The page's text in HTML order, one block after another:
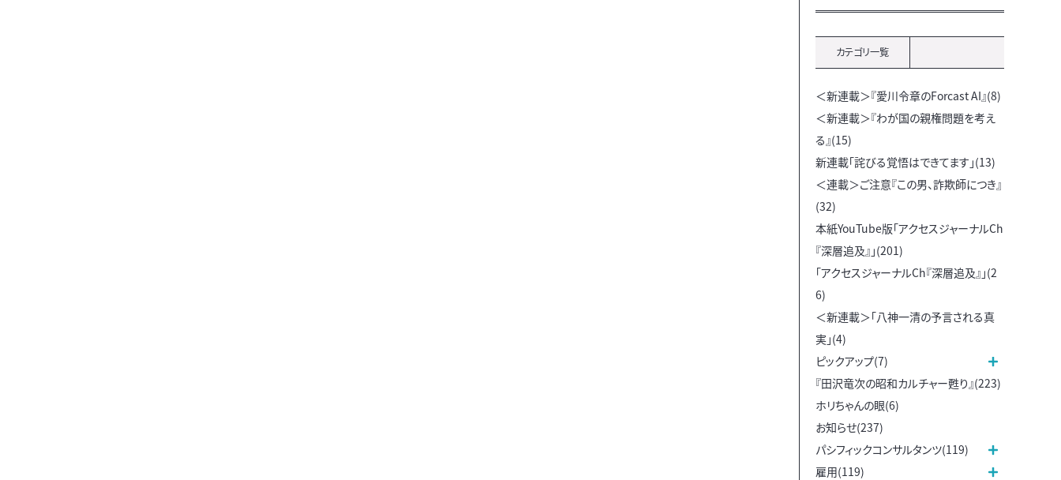
カテゴリ一覧
＜新連載＞『愛川令章のForcast AI』(8)
＜新連載＞『わが国の親権問題を考え
る』(15)
新連載「詫びる覚悟はできてます」(13)
＜連載＞ご注意『この男、詐欺師につき』
(32)
本紙YouTube版「アクセスジャーナルCh
『深層追及』」(201)
「アクセスジャーナルCh『深層追及』」(2
6)
＜新連載＞「八神一清の予言される真
実」(4)
ピックアップ(7)
『田沢竜次の昭和カルチャー甦り』(223)
ホリちゃんの眼(6)
お知らせ(237)
パシフィックコンサルタンツ(119)
雇用(119)